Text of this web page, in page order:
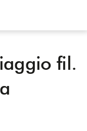
ALTO ADIGE
fil.